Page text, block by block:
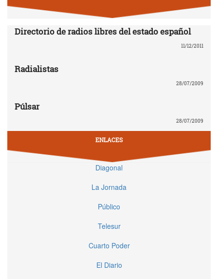
Directorio de radios libres del estado español
11/12/2011
Radialistas
28/07/2009
Púlsar
28/07/2009
ENLACES
Diagonal
La Jornada
Público
Telesur
Cuarto Poder
El Diario